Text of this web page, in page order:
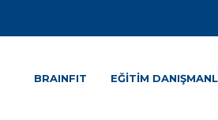
BRAINFIT EĞITIM